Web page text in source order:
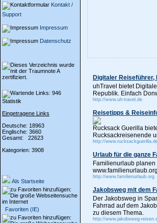
Kontakt /
Support
Impressum
Datenschutz
Statistik
Eingetragene Links
Deutsche: 18963
Englische: 3660
Gesamt: 22623
Kategorien: 3908
Als Startseite
Favoriten (IE)
Digitaler Reiseführer,
uhTravel bietet
Republik. Einfach
http://www.uh-travel.de
Reisetipps &
Rucksack Guerilla
Rucksackreisenende
http://
Urlaub für die ganze
Familienurlaub
www.familienurlaub.org
http://www.familienurlaub.org
Jakobsweg mit dem
Der Jakobsweg in
Fahrrad auf dem
zu diesem Thema.
http://www.jakobsweg-